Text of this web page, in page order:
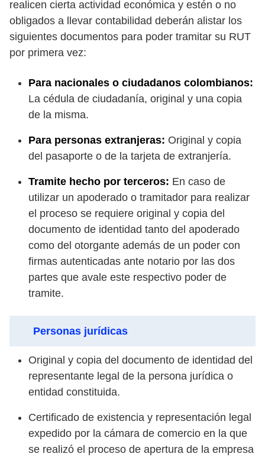
realicen cierta actividad económica y estén o no
obligados a llevar contabilidad deberán alistar los
siguientes documentos para poder tramitar su RUT
por primera vez:
Para nacionales o ciudadanos colombianos:
La cédula de ciudadanía, original y una copia
de la misma.
Para personas extranjeras: Original y copia
del pasaporte o de la tarjeta de extranjería.
Tramite hecho por terceros: En caso de
utilizar un apoderado o tramitador para realizar
el proceso se requiere original y copia del
documento de identidad tanto del apoderado
como del otorgante además de un poder con
firmas autenticadas ante notario por las dos
partes que avale este respectivo poder de
tramite.
Personas jurídicas
Original y copia del documento de identidad del
representante legal de la persona jurídica o
entidad constituida.
Certificado de existencia y representación legal
expedido por la cámara de comercio en la que
se realizó el proceso de apertura de la empresa